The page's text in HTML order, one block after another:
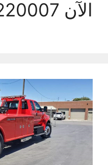
الآن 92220007